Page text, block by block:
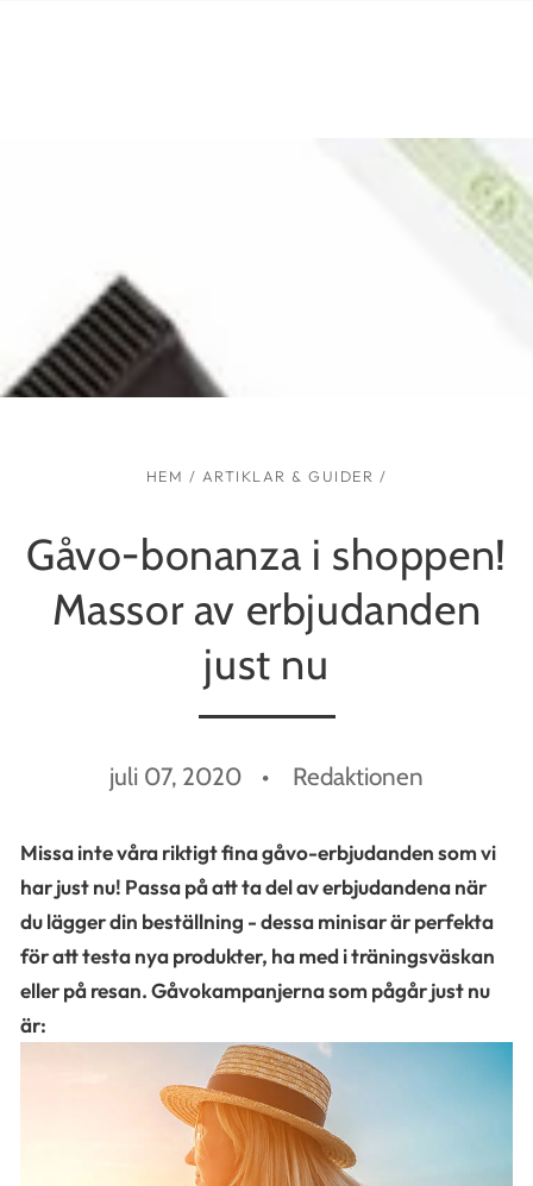
HEM / ARTIKLAR & GUIDER /
Gåvo-bonanza i shoppen!
Massor av erbjudanden
just nu
juli 07, 2020 Redaktionen
Missa inte våra riktigt fina gåvo-erbjudanden som vi
har just nu! Passa på att ta del av erbjudandena när
du lägger din beställning - dessa minisar är perfekta
för att testa nya produkter, ha med i träningsväskan
eller på resan.Gåvokampanjerna som pågår just nu
är: